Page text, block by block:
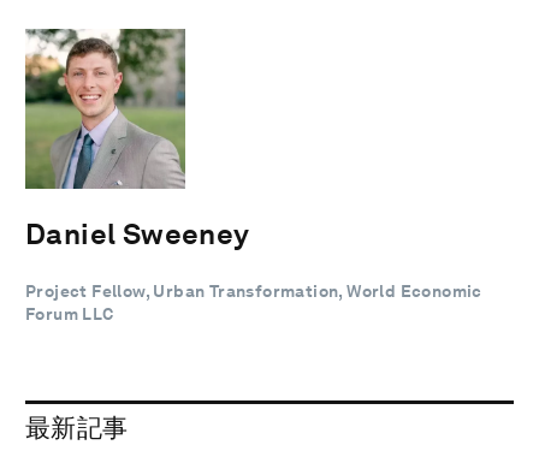
Daniel Sweeney
Project Fellow, Urban Transformation, World Economic
Forum LLC
最新記事